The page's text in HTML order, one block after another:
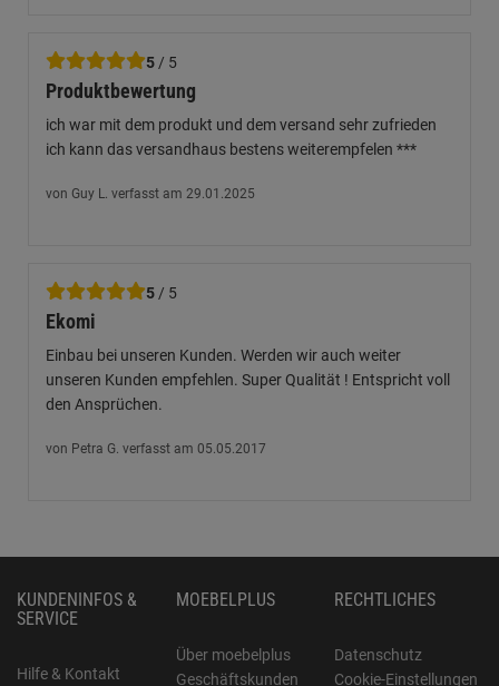
5 / 5
Produktbewertung
ich war mit dem produkt und dem versand sehr zufrieden
ich kann das versandhaus bestens weiterempfelen ***
von Guy L. verfasst am 29.01.2025
5 / 5
Ekomi
Einbau bei unseren Kunden. Werden wir auch weiter
unseren Kunden empfehlen. Super Qualität ! Entspricht voll
den Ansprüchen.
von Petra G. verfasst am 05.05.2017
KUNDENINFOS &
SERVICE
Hilfe & Kontakt
MOEBELPLUS
Über moebelplus
Geschäftskunden
RECHTLICHES
Datenschutz
Cookie-Einstellungen